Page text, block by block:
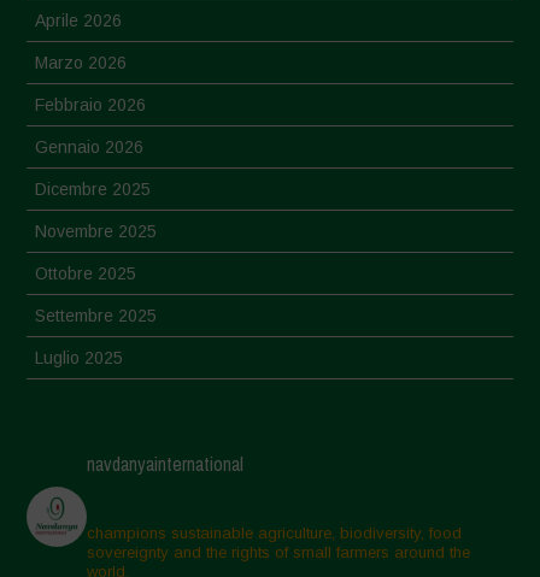
Aprile 2026
Marzo 2026
Febbraio 2026
Gennaio 2026
Dicembre 2025
Novembre 2025
Ottobre 2025
Settembre 2025
Luglio 2025
Aprile 2025
Marzo 2025
Febbraio 2025
navdanyainternational
champions sustainable agriculture, biodiversity, food
sovereignty and the rights of small farmers around the
world.